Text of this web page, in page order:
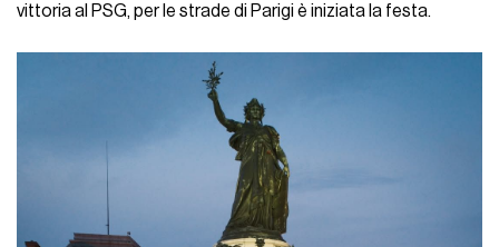
vittoria al PSG, per le strade di Parigi è iniziata la festa.